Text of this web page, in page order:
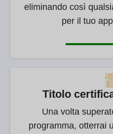
eliminando così
per il tuo
Titolo
Una volta
programma, otterrai